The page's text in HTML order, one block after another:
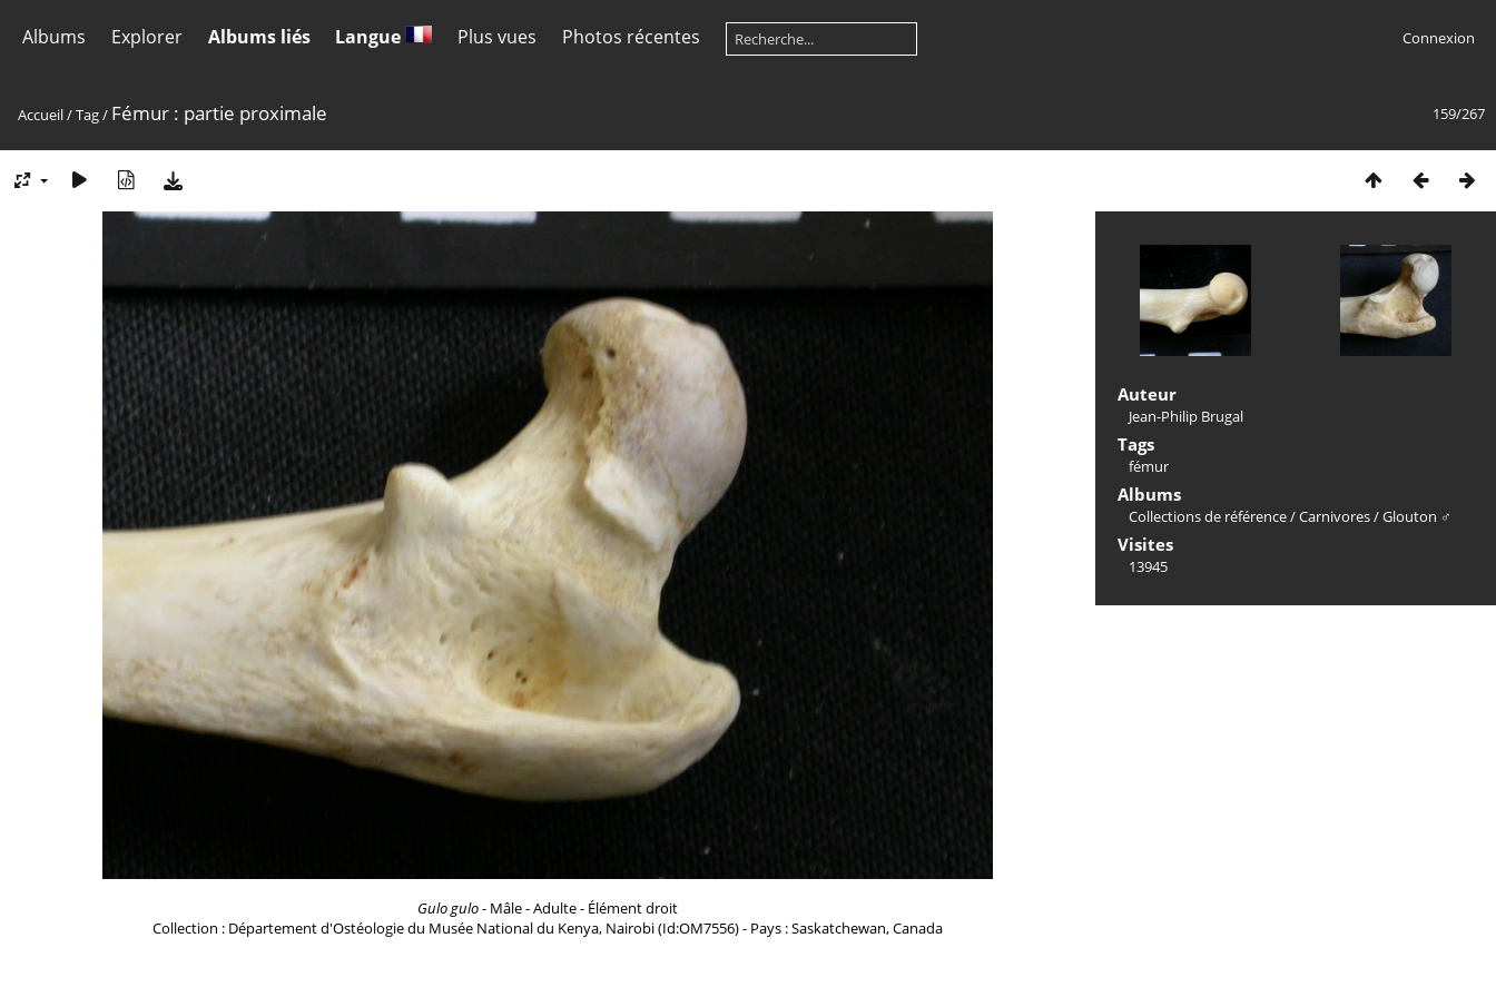
Albums Explorer Albums liés Langue Plus vues Photos récentes Connexion
159/267
Accueil/Tag/ Fémur : partie proximale
Gulo gulo- Mâle - Adulte - Élément droit
Collection : Département d'Ostéologie du Musée National du Kenya, Nairobi (Id:OM7556) - Pays : Saskatchewan, Canada
Auteur
Jean-Philip Brugal
Tags
fémur
Albums
Collections de référence/Carnivores/Glouton ♂
Visites
13945